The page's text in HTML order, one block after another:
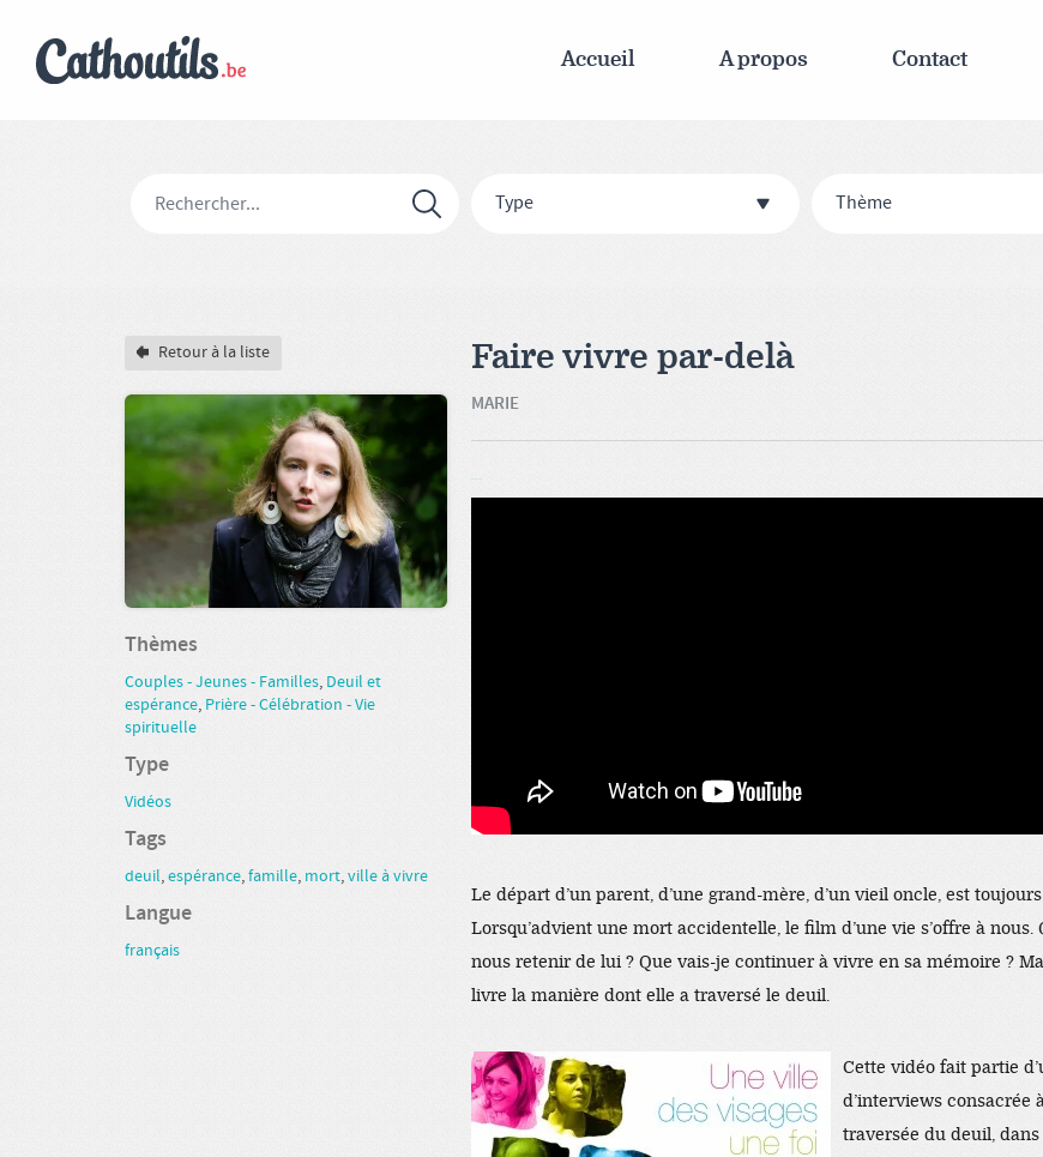
Accueil A propos Contact
Type Thème
Faire vivre par-delà
MARIE
Le départ d’un parent, d’une grand-mère, d’un vieil oncle, est
Lorsqu’advient une mort accidentelle, le film d’une vie s’offre à nous.
nous retenir de lui ? Que vais-je continuer à vivre en sa mémoire ?
livre la manière dont elle a traversé le deuil.
Cette vidéo fait partie
d’interviews consacrée
traversée du deuil,
Retour à la liste
Thèmes
Couples - Jeunes - Familles, Deuil et
espérance, Prière - Célébration - Vie
spirituelle
Type
Vidéos
Tags
deuil,espérance,famille, mort,ville à vivre
Langue
français